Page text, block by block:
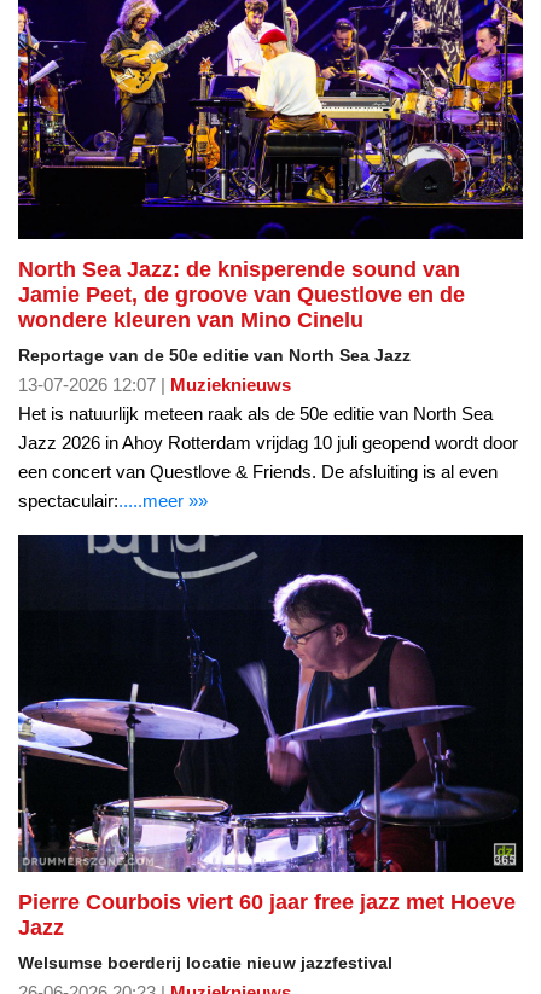
North Sea Jazz: de knisperende sound van
Jamie Peet, de groove van Questlove en de
wondere kleuren van Mino Cinelu
Reportage van de 50e editie van North Sea Jazz
13-07-2026 12:07 | Muzieknieuws
Het is natuurlijk meteen raak als de 50e editie van North Sea
Jazz 2026 in Ahoy Rotterdam vrijdag 10 juli geopend wordt door
een concert van Questlove & Friends. De afsluiting is al even
spectaculair:.....meer »»
Pierre Courbois viert 60 jaar free jazz met Hoeve
Jazz
Welsumse boerderij locatie nieuw jazzfestival